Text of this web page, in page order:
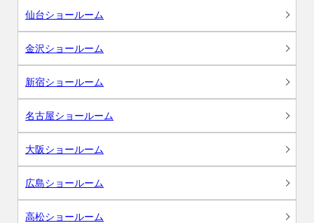
仙台ショールーム
金沢ショールーム
新宿ショールーム
名古屋ショールーム
大阪ショールーム
広島ショールーム
高松ショールーム